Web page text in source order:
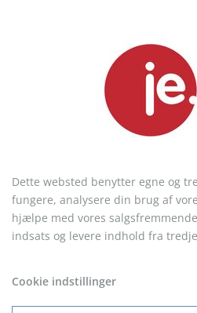
Dette websted benytter egne og
fungere, analysere din brug af
hjælpe med vores
indsats og levere indhold fra
Cookie indstillinger